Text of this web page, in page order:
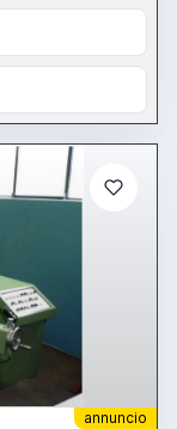
annuncio